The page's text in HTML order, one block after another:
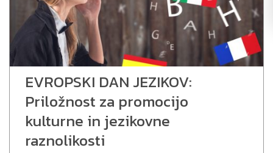
EVROPSKI DAN JEZIKOV:
Priložnost za promocijo
kulturne in jezikovne
raznolikosti